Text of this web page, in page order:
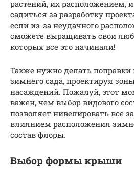
растений, их расположением,
садиться за разработку
если из-за неудачного
сможете выращивать свои
которых все это начинали!
Также нужно делать поправки
зимнего сада, проектируя
насаждений. Пожалуй, этот
важен, чем выбор видового
позволяет нивелировать все
влиянием расположения
состав флоры.
Выбор формы крыши